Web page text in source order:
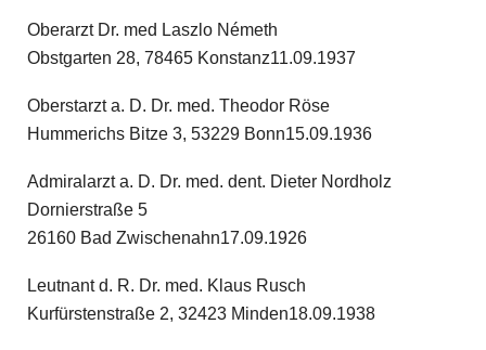
Oberarzt Dr. med Laszlo Németh
Obstgarten 28, 78465 Konstanz11.09.1937
Oberstarzt a. D. Dr. med. Theodor Röse
Hummerichs Bitze 3, 53229 Bonn15.09.1936
Admiralarzt a. D. Dr. med. dent. Dieter Nordholz
Dornierstraße 5
26160 Bad Zwischenahn17.09.1926
Leutnant d. R. Dr. med. Klaus Rusch
Kurfürstenstraße 2, 32423 Minden18.09.1938